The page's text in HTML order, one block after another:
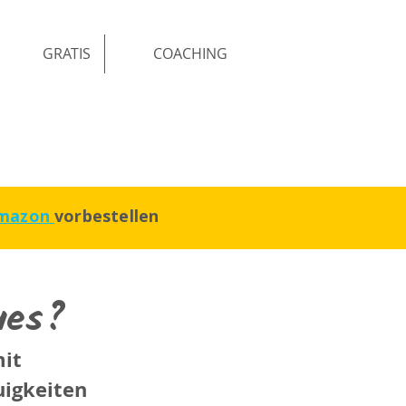
GRATIS COACHING
vorbestellen